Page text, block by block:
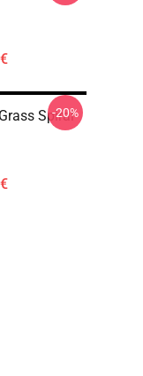
Spiral
-20%